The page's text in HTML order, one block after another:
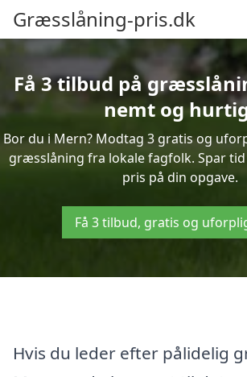
Græsslåning-pris.dk
Få 3 tilbud på
nemt og
Bor du i Mern? Modtag 3 gratis og
græsslåning fra lokale fagfolk. Spar
pris på din opgave.
Få 3 tilbud, gratis og
Hvis du leder efter pålidelig